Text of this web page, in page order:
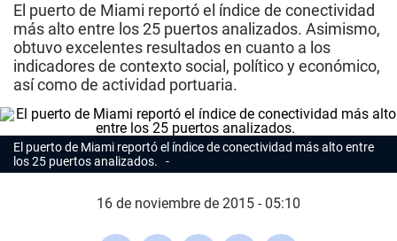
El puerto de Miami reportó el índice de conectividad
más alto entre los 25 puertos analizados. Asimismo,
obtuvo excelentes resultados en cuanto a los
indicadores de contexto social, político y económico,
así como de actividad portuaria.
El puerto de Miami reportó el índice de conectividad más alto entre
los 25 puertos analizados.
16 de noviembre de 2015 - 05:10